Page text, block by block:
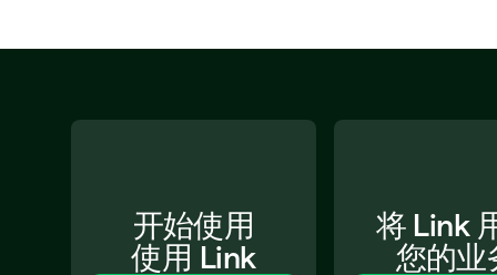
开始使用
使用 Link
将 Link
您的业